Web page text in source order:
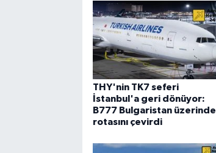
THY'nin TK7 seferi
İstanbul'a geri dönüyor:
B777 Bulgaristan üzerinde
rotasını çevirdi